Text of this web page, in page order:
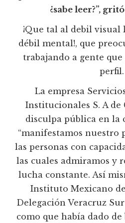
¿sabe leer?”,
¡Que tal al debil
débil mental!, que
trabajando a gente
perfil.
La empresa
Institucionales S. A de
disculpa pública en la
“manifestamos nuestro
las personas con
las cuales admiramos y
lucha constante. Así
Instituto Mexicano
Delegación Veracruz Sur
como que había dado de